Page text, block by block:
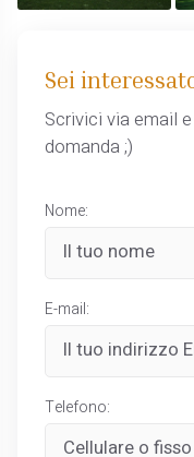
Sei
Scrivici via email
domanda ;)
Nome:
E-mail:
Telefono: